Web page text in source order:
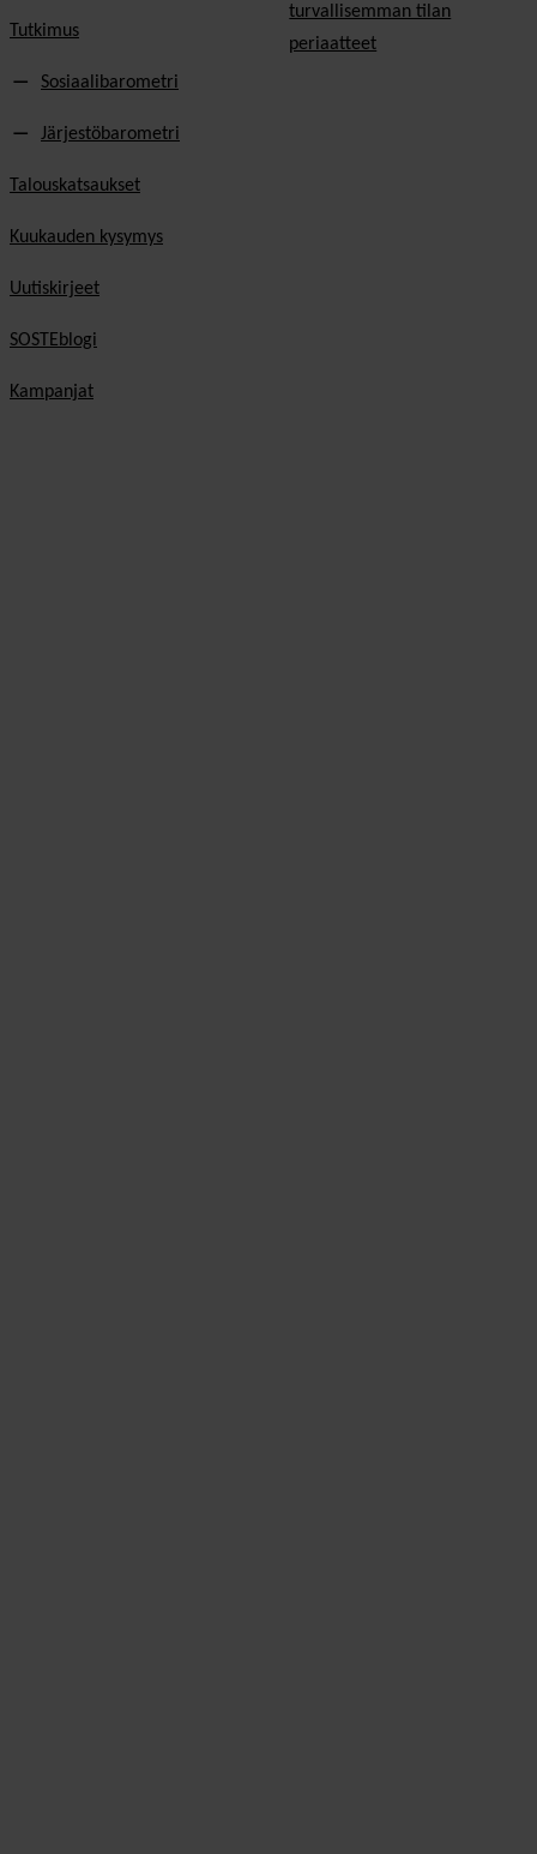
Tutkimus
Sosiaalibarometri
Järjestöbarometri
Talouskatsaukset
Kuukauden kysymys
Uutiskirjeet
SOSTEblogi
Kampanjat
turvallisemman tilan
periaatteet